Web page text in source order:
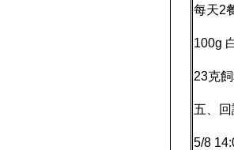
每天2
100g
23克
五、回
5/8